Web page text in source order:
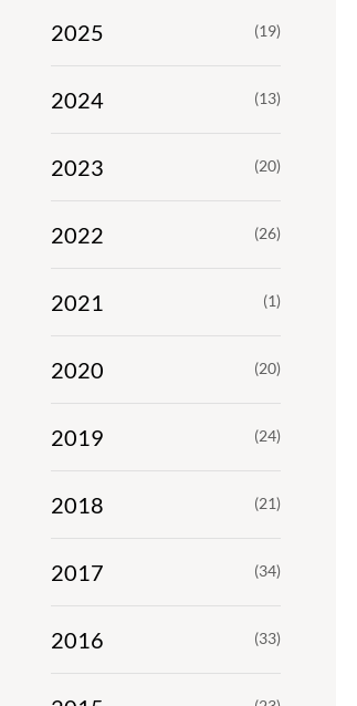
2025 (19)
2024 (13)
2023 (20)
2022 (26)
2021 (1)
2020 (20)
2019 (24)
2018 (21)
2017 (34)
2016 (33)